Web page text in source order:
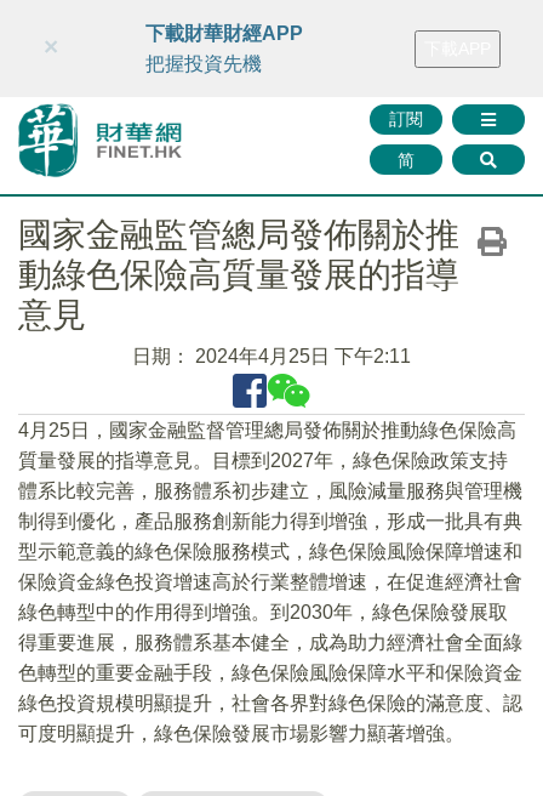
財華智庫網 FINTV FINMETA 財華證券 媒體矩陣
訂閱
简
×
下載財華財經APP
把握投資先機
國家金融監管總局發佈關於推
動綠色保險高質量發展的指導
意見
日期： 2024年4月25日 下午2:11
4月25日，國家金融監督管理總局發佈關於推動綠色保險高
質量發展的指導意見。目標到2027年，綠色保險政策支持
體系比較完善，服務體系初步建立，風險減量服務與管理機
制得到優化，產品服務創新能力得到增強，形成一批具有典
型示範意義的綠色保險服務模式，綠色保險風險保障增速和
保險資金綠色投資增速高於行業整體增速，在促進經濟社會
綠色轉型中的作用得到增強。到2030年，綠色保險發展取
得重要進展，服務體系基本健全，成為助力經濟社會全面綠
色轉型的重要金融手段，綠色保險風險保障水平和保險資金
綠色投資規模明顯提升，社會各界對綠色保險的滿意度、認
可度明顯提升，綠色保險發展市場影響力顯著增強。